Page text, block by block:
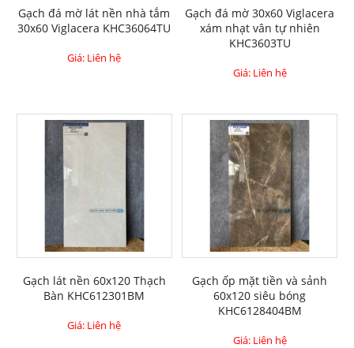
Gạch đá mờ lát nền nhà tắm
30x60 Viglacera KHC36064TU
Giá: Liên hệ
Gạch đá mờ 30x60 Viglacera
xám nhạt vân tự nhiên
KHC3603TU
Giá: Liên hệ
Gạch lát nền 60x120 Thạch
Bàn KHC612301BM
Giá: Liên hệ
Gạch ốp mặt tiền và sảnh
60x120 siêu bóng
KHC6128404BM
Giá: Liên hệ